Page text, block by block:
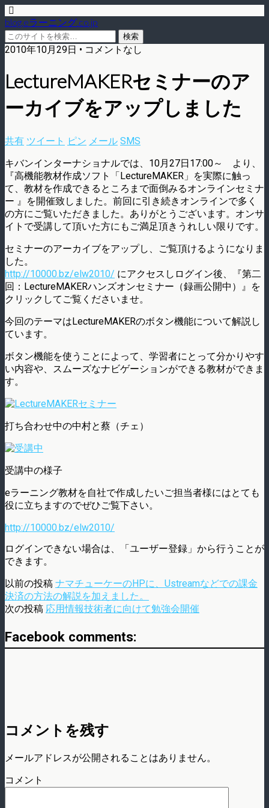
blog.eラーニング.co.jp
2010年10月29日 • コメントなし
LectureMAKERセミナーのア
ーカイブをアップしました
共有 ツイート ピン メール SMS
キバンインターナショナルでは、10月27日17:00～ より、
『高機能教材作成ソフト「LectureMAKER」を実際に触っ
て、教材を作成できるところまで面倒みるオンラインセミナ
ー 』を開催致しました。前回に引き続きオンラインで多く
の方にご覧いただきました。ありがとうございます。オンサ
イトで受講して頂いた方にもご満足頂きうれしい限りです。
セミナーのアーカイブをアップし、ご覧頂けるようになりま
した。
http://10000.bz/elw2010/ にアクセスしログイン後、『第二
回：LectureMAKERハンズオンセミナー（録画公開中）』を
クリックしてご覧くださいませ。
今回のテーマはLectureMAKERのボタン機能について解説し
ています。
ボタン機能を使うことによって、学習者にとって分かりやす
い内容や、スムーズなナビゲーションができる教材ができま
す。
打ち合わせ中の中村と蔡（チェ）
受講中の様子
eラーニング教材を自社で作成したいご担当者様にはとても
役に立ちますのでぜひご覧下さい。
http://10000.bz/elw2010/
ログインできない場合は、「ユーザー登録」から行うことが
できます。
以前の投稿 ナマチューケーのHPに、Ustreamなどでの課金
決済の方法の解説を加えました。
次の投稿 応用情報技術者に向けて勉強会開催
Facebook comments:
コメントを残す
メールアドレスが公開されることはありません。
コメント